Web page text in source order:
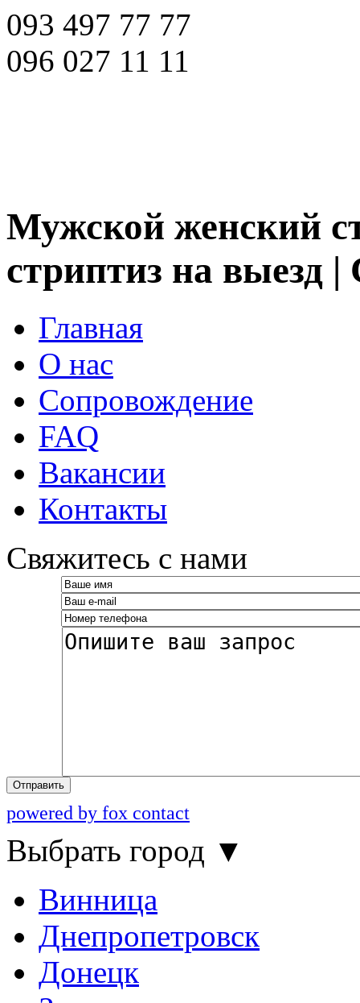
093 497 77 77
096 027 11 11
Мужской женский
стриптиз на выезд
Главная
О нас
Сопровождение
FAQ
Вакансии
Контакты
­Свяжитесь с нами
Отправить
powered by fox contact
Выбрать город ▼
Винница
Днепропетровск
Донецк